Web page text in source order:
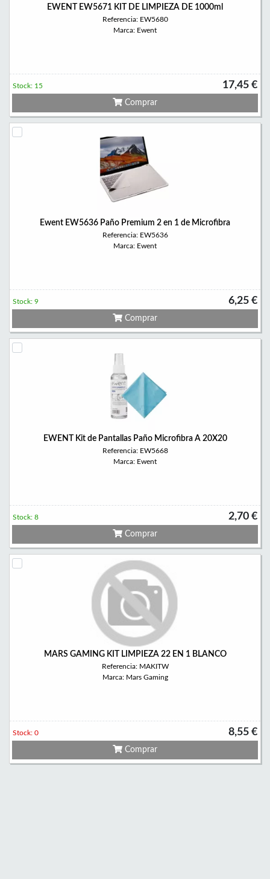
EWENT EW5671 KIT DE LIMPIEZA DE 1000ml
Referencia: EW5680
Marca: Ewent
17,45 €
Stock: 15
Comprar
Ewent EW5636 Paño Premium 2 en 1 de Microfibra
Referencia: EW5636
Marca: Ewent
6,25 €
Stock: 9
Comprar
EWENT Kit de Pantallas Paño Microfibra A 20X20
Referencia: EW5668
Marca: Ewent
2,70 €
Stock: 8
Comprar
MARS GAMING KIT LIMPIEZA 22 EN 1 BLANCO
Referencia: MAKITW
Marca: Mars Gaming
8,55 €
Stock: 0
Comprar